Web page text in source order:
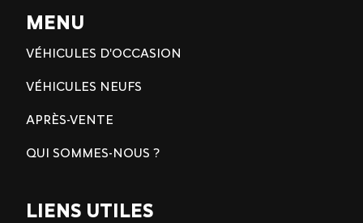
MENU
VÉHICULES D'OCCASION
VÉHICULES NEUFS
APRÈS-VENTE
QUI SOMMES-NOUS ?
LIENS UTILES